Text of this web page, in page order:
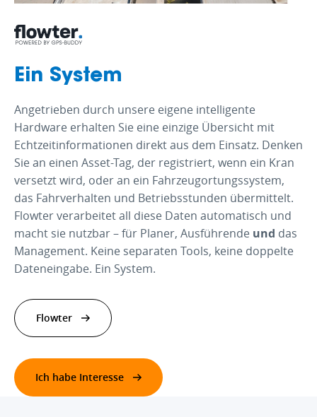
Emissionen.
und kraftstoffsparendem Fahren –
inklusive automatischer Erfassung von
„Harsh Events“.
Ein System
Angetrieben durch unsere eigene intelligente
Hardware erhalten Sie eine einzige Übersicht mit
Echtzeitinformationen direkt aus dem Einsatz. Denken
Sie an einen Asset-Tag, der registriert, wenn ein Kran
versetzt wird, oder an ein Fahrzeugortungssystem,
das Fahrverhalten und Betriebsstunden übermittelt.
Flowter verarbeitet all diese Daten automatisch und
macht sie nutzbar – für Planer, Ausführende und das
Management. Keine separaten Tools, keine doppelte
Dateneingabe. Ein System.
Flowter
Ich habe Interesse